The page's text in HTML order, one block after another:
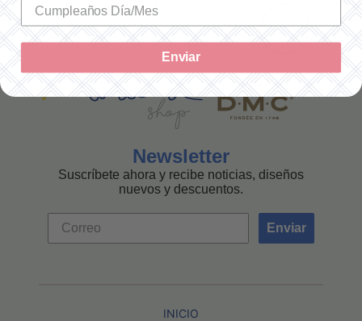
Newsletter
Suscríbete ahora y recibe noticias, diseños
nuevos y descuentos.
Enviar
INICIO
Enviar